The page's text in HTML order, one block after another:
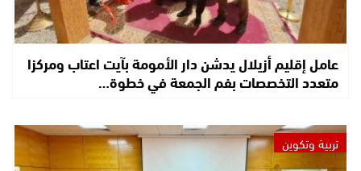
عامل إقليم أزيلال يدشن دار الأمومة بآيت اعتاب ومركزا
متعدد التخصصات بفم الجمعة في خطوة…
تربية وتكوين